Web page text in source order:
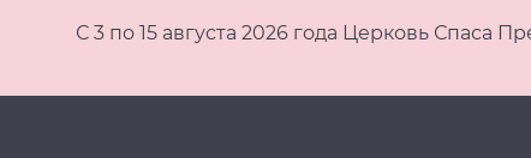
С 3 по 15 августа 2026 года Церковь